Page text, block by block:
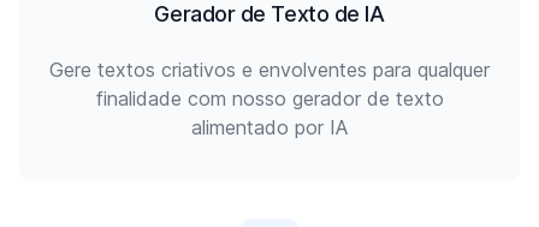
Gerador de Texto de IA
Gere textos criativos e envolventes para qualquer
finalidade com nosso gerador de texto
alimentado por IA